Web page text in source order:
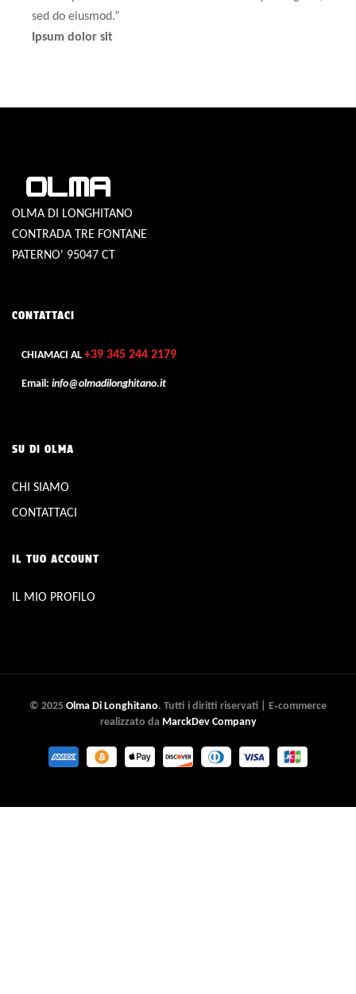
sed do eiusmod.”
Ipsum dolor sit
OLMA DI LONGHITANO
CONTRADA TRE FONTANE
PATERNO' 95047 CT
CONTATTACI
CHIAMACI AL+39 345 244 2179
Email: info@olmadilonghitano.it
SU DI OLMA
CHI SIAMO
CONTATTACI
IL TUO ACCOUNT
IL MIO PROFILO
© 2025Olma Di Longhitano. Tutti i diritti riservati | E‑commerce
realizzato da MarckDev Company